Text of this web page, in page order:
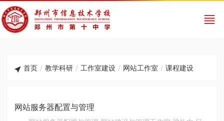
首页 / 教学科研 / 工作室建设 / 网站工作室 / 课程建设
网站服务器配置与管理